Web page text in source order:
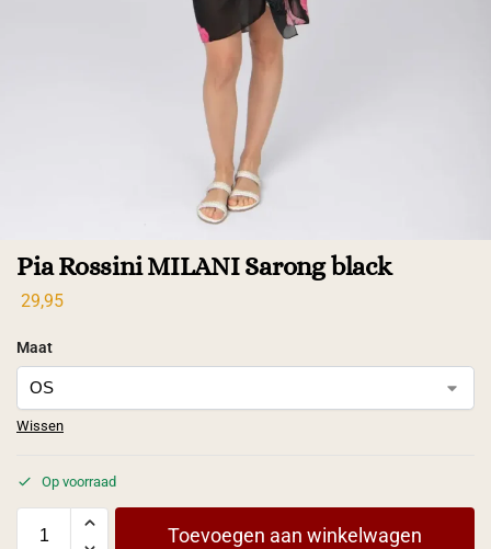
Pia Rossini MILANI Sarong black
29,95
Maat
Wissen
Op voorraad
Toevoegen aan winkelwagen